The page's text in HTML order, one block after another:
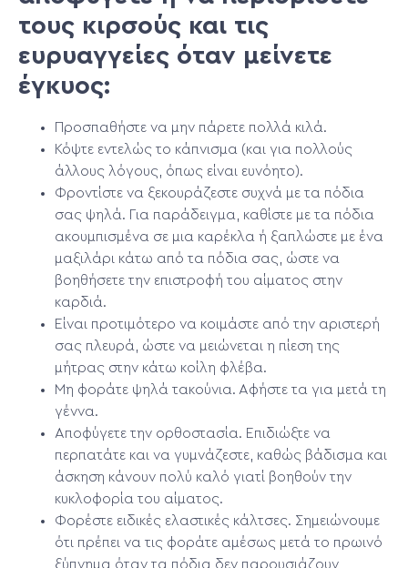
τους κιρσούς και τις
ευρυαγγείες όταν μείνετε
έγκυος:
Προσπαθήστε να μην πάρετε πολλά κιλά.
Κόψτε εντελώς το κάπνισμα (και για πολλούς
άλλους λόγους, όπως είναι ευνόητο).
Φροντίστε να ξεκουράζεστε συχνά με τα πόδια
σας ψηλά. Για παράδειγμα, καθίστε με τα πόδια
ακουμπισμένα σε μια καρέκλα ή ξαπλώστε με ένα
μαξιλάρι κάτω από τα πόδια σας, ώστε να
βοηθήσετε την επιστροφή του αίματος στην
καρδιά.
Είναι προτιμότερο να κοιμάστε από την αριστερή
σας πλευρά, ώστε να μειώνεται η πίεση της
μήτρας στην κάτω κοίλη φλέβα.
Μη φοράτε ψηλά τακούνια. Αφήστε τα για μετά τη
γέννα.
Αποφύγετε την ορθοστασία. Επιδιώξτε να
περπατάτε και να γυμνάζεστε, καθώς βάδισμα και
άσκηση κάνουν πολύ καλό γιατί βοηθούν την
κυκλοφορία του αίματος.
Φορέστε ειδικές ελαστικές κάλτσες. Σημειώνουμε
ότι πρέπει να τις φοράτε αμέσως μετά το πρωινό
ξύπνημα,όταν τα πόδια δεν παρουσιάζουν